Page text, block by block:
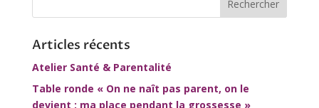
Articles récents
Atelier Santé & Parentalité
Table ronde « On ne naît pas parent, on le
devient : ma place pendant la grossesse »